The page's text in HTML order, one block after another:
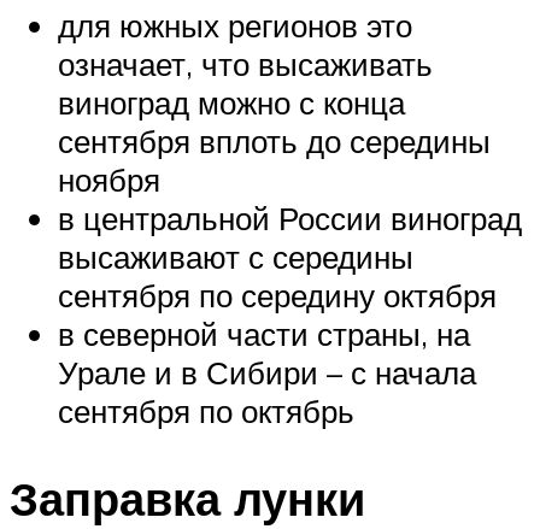
для южных регионов это
означает, что высаживать
виноград можно с конца
сентября вплоть до середины
ноября
в центральной России виноград
высаживают с середины
сентября по середину октября
в северной части страны, на
Урале и в Сибири – с начала
сентября по октябрь
Заправка лунки